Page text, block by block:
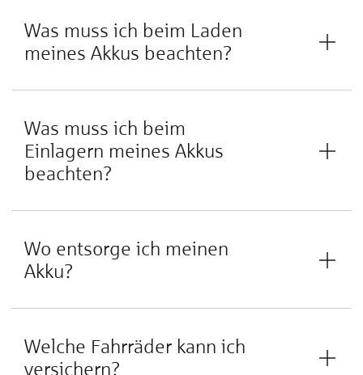
Was muss ich beim Laden
meines Akkus beachten?
Was muss ich beim
Einlagern meines Akkus
beachten?
Wo entsorge ich meinen
Akku?
Welche Fahrräder kann ich
versichern?